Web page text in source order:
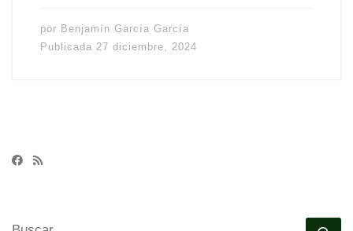
por Benjamín García García
Publicada 27 diciembre, 2024
BUSCAR